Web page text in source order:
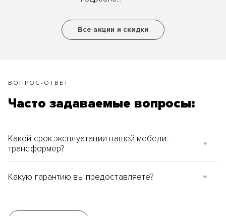
рекомендацию.
с условиями
акций и
скидок.
Все акции и скидки
ВОПРОС-ОТВЕТ
Часто задаваемые вопросы:
Какой срок эксплуатации вашей мебели-
трансформер?
Какую гарантию вы предоставляете?